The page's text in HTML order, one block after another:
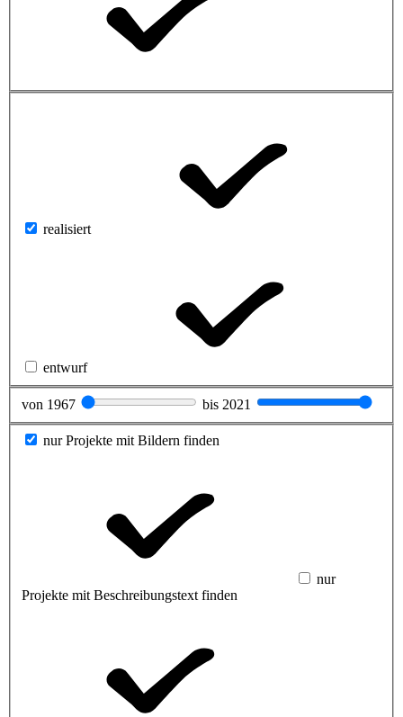
realisiert
entwurf
von 1967 bis 2021
nur Projekte mit Bildern finden
nur
Projekte mit Beschreibungstext finden